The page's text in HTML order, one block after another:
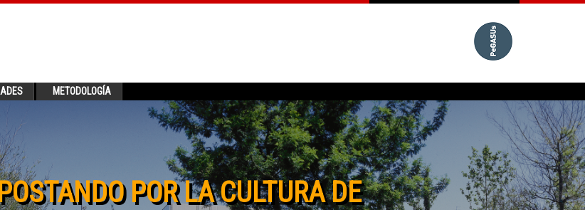
METODOLOGÍA
POR LA CULTURA DE